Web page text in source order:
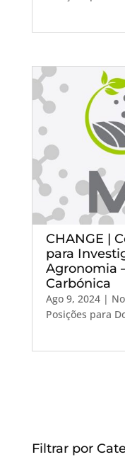
CHANGE |
para
Agronomia
Carbónica
Ago 9, 2024|
Posições para
Filtrar por